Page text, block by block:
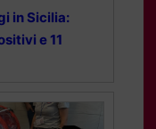
in Sicilia:
e 11